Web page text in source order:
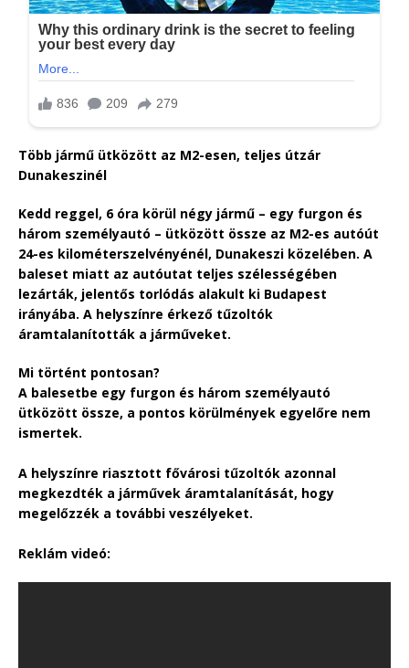
Több jármű ütközött az M2-esen, teljes útzár
Dunakeszinél
Kedd reggel, 6 óra körül négy jármű – egy furgon és
három személyautó – ütközött össze az M2-es autóút
24-es kilométerszelvényénél, Dunakeszi közelében. A
baleset miatt az autóutat teljes szélességében
lezárták, jelentős torlódás alakult ki Budapest
irányába. A helyszínre érkező tűzoltók
áramtalanították a járműveket.
Mi történt pontosan?
A balesetbe egy furgon és három személyautó
ütközött össze, a pontos körülmények egyelőre nem
ismertek.
A helyszínre riasztott fővárosi tűzoltók azonnal
megkezdték a járművek áramtalanítását, hogy
megelőzzék a további veszélyeket.
Reklám videó: